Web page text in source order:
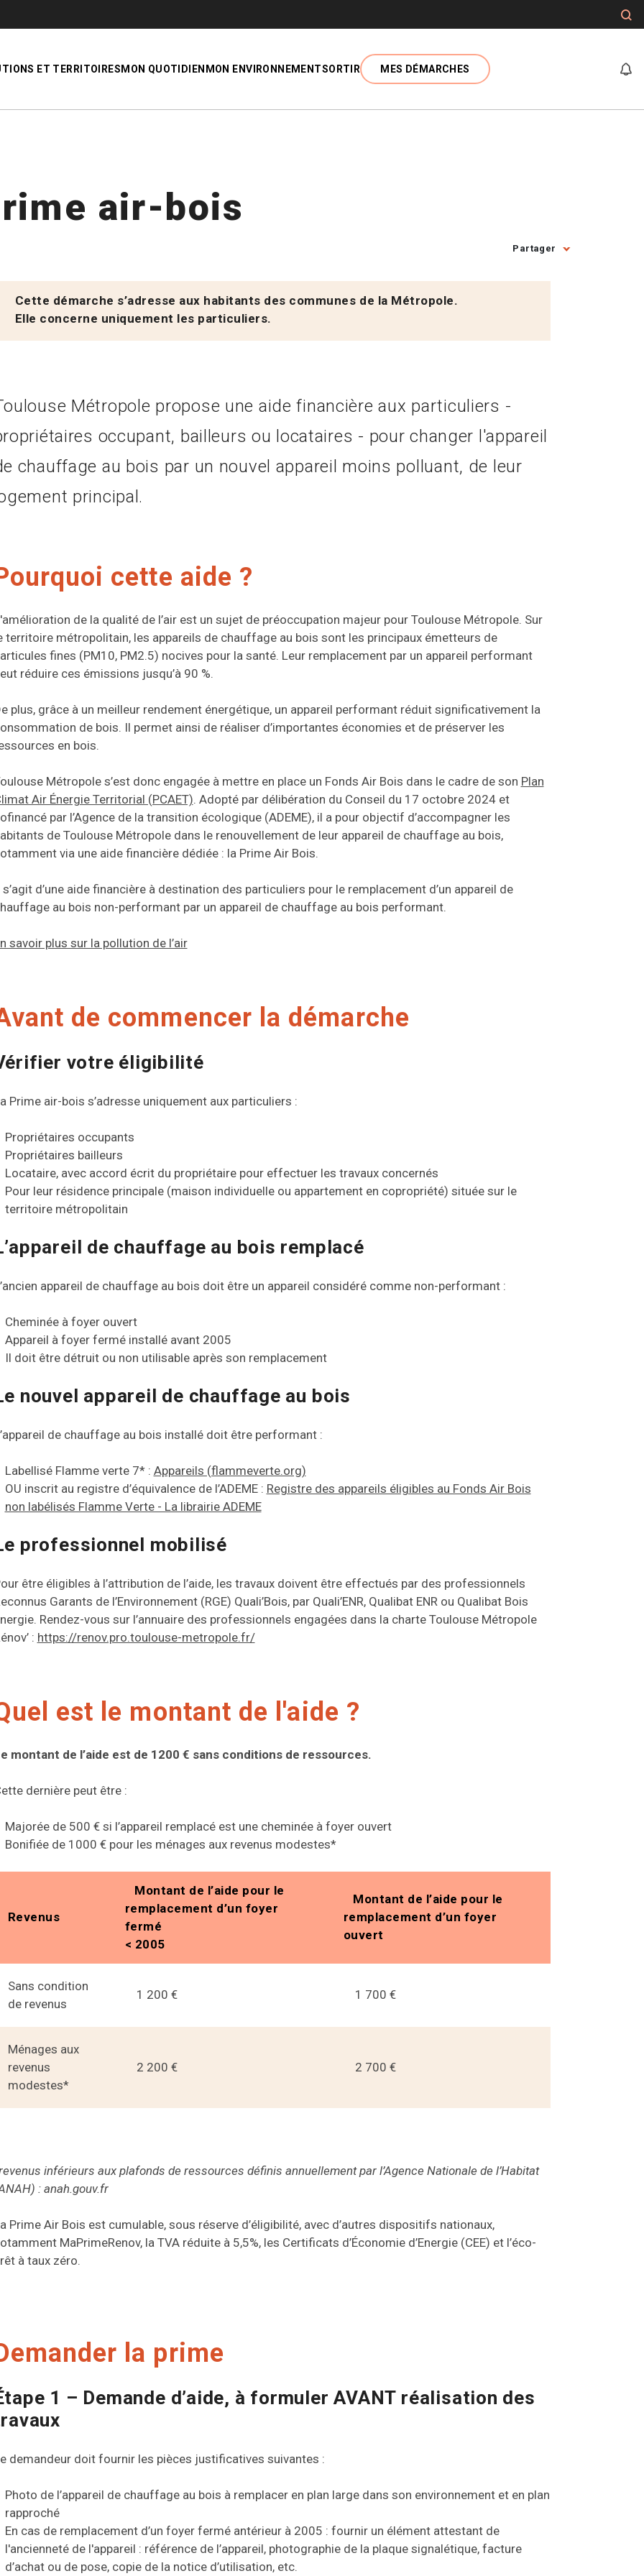
ET TERRITOIRES MON QUOTIDIEN MON ENVIRONNEMENTSORTIR MES DÉMARCHES
air-bois
Partager
Cette démarche s’adresse aux habitants des communes de la Métropole.
Elle concerne uniquement les particuliers.
Métropole propose une aide financière aux particuliers -
occupant, bailleurs ou locataires - pour changer l'appareil
chauffage au bois par un nouvel appareil moins polluant, de leur
principal.
cette aide ?
de la qualité de l’air est un sujet de préoccupation majeur pour Toulouse Métropole. Sur
territoire métropolitain, les appareils de chauffage au bois sont les principaux émetteurs de
fines (PM10, PM2.5) nocives pour la santé. Leur remplacement par un appareil performant
réduire ces émissions jusqu’à 90 %.
plus, grâce à un meilleur rendement énergétique, un appareil performant réduit significativement la
de bois. Il permet ainsi de réaliser d’importantes économies et de préserver les
en bois.
Métropole s’est donc engagée à mettre en place un Fonds Air Bois dans le cadre de son Plan
Air Énergie Territorial (PCAET). Adopté par délibération du Conseil du 17 octobre 2024 et
par l’Agence de la transition écologique (ADEME), il a pour objectif d’accompagner les
de Toulouse Métropole dans le renouvellement de leur appareil de chauffage au bois,
via une aide financière dédiée : la Prime Air Bois.
d’une aide financière à destination des particuliers pour le remplacement d’un appareil de
au bois non-performant par un appareil de chauffage au bois performant.
savoir plus sur la pollution de l’air
de commencer la démarche
votre éligibilité
Prime air-bois s’adresse uniquement aux particuliers :
Propriétaires occupants
Propriétaires bailleurs
Locataire, avec accord écrit du propriétaire pour effectuer les travaux concernés
Pour leur résidence principale (maison individuelle ou appartement en copropriété) située sur le
territoire métropolitain
de chauffage au bois remplacé
appareil de chauffage au bois doit être un appareil considéré comme non-performant :
Cheminée à foyer ouvert
Appareil à foyer fermé installé avant 2005
Il doit être détruit ou non utilisable après son remplacement
nouvel appareil de chauffage au bois
de chauffage au bois installé doit être performant :
Labellisé Flamme verte 7* : Appareils (flammeverte.org)
OU inscrit au registre d’équivalence de l’ADEME : Registre des appareils éligibles au Fonds Air Bois
non labélisés Flamme Verte - La librairie ADEME
professionnel mobilisé
être éligibles à l’attribution de l’aide, les travaux doivent être effectués par des professionnels
Garants de l’Environnement (RGE) Quali’Bois, par Quali’ENR, Qualibat ENR ou Qualibat Bois
Rendez-vous sur l’annuaire des professionnels engagées dans la charte Toulouse Métropole
: https://renov.pro.toulouse-metropole.fr/
est le montant de l'aide ?
montant de l’aide est de 1200 € sans conditions de ressources.
dernière peut être :
Majorée de 500 € si l’appareil remplacé est une cheminée à foyer ouvert
Bonifiée de 1000 € pour les ménages aux revenus modestes*
Revenus
Montant de l’aide pour le
remplacement d’un foyer
fermé
< 2005
Montant de l’aide pour le
remplacement d’un foyer
ouvert
Sans condition
de revenus
1 200 € 1 700 €
Ménages aux
revenus
modestes*
2 200 € 2 700 €
inférieurs aux plafonds de ressources définis annuellement par l’Agence Nationale de l’Habitat
: anah.gouv.fr
Prime Air Bois est cumulable, sous réserve d’éligibilité, avec d’autres dispositifs nationaux,
MaPrimeRenov, la TVA réduite à 5,5%, les Certificats d’Économie d’Energie (CEE) et l’éco-
à taux zéro.
la prime
1 – Demande d’aide, à formuler AVANT réalisation des
demandeur doit fournir les pièces justificatives suivantes :
Photo de l’appareil de chauffage au bois à remplacer en plan large dans son environnement et en plan
rapproché
En cas de remplacement d’un foyer fermé antérieur à 2005 : fournir un élément attestant de
l'ancienneté de l'appareil : référence de l’appareil, photographie de la plaque signalétique, facture
d’achat ou de pose, copie de la notice d’utilisation, etc.